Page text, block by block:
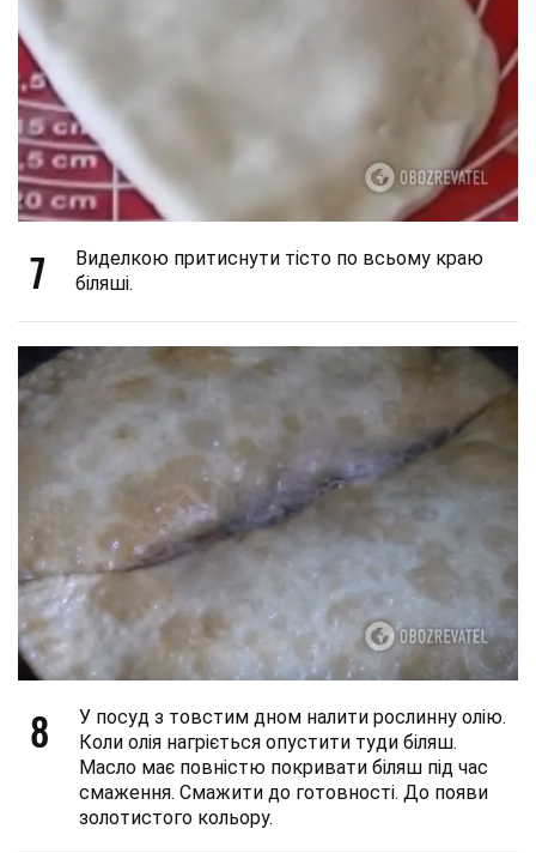
7
Виделкою притиснути тісто по всьому краю
біляші.
8
У посуд з товстим дном налити рослинну олію.
Коли олія нагріється опустити туди біляш.
Масло має повністю покривати біляш під час
смаження. Смажити до готовності. До появи
золотистого кольору.